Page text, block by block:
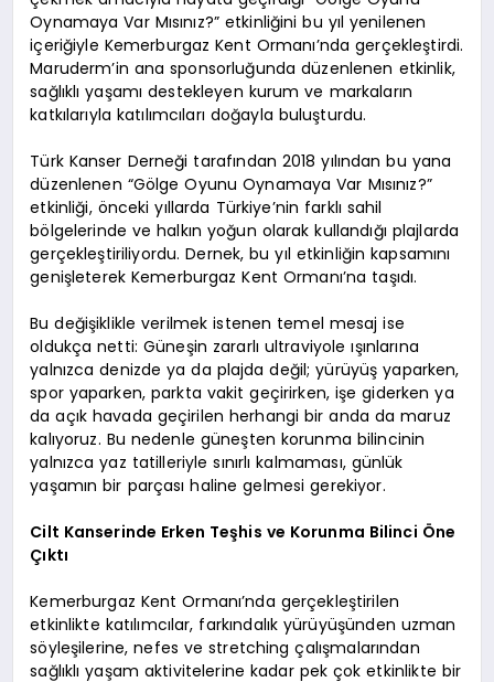
Oynamaya Var Mısınız?” etkinliğini bu yıl yenilenen
içeriğiyle Kemerburgaz Kent Ormanı’nda gerçekleştirdi.
Maruderm’in ana sponsorluğunda düzenlenen etkinlik,
sağlıklı yaşamı destekleyen kurum ve markaların
katkılarıyla katılımcıları doğayla buluşturdu.
Türk Kanser Derneği tarafından 2018 yılından bu yana
düzenlenen “Gölge Oyunu Oynamaya Var Mısınız?”
etkinliği, önceki yıllarda Türkiye’nin farklı sahil
bölgelerinde ve halkın yoğun olarak kullandığı plajlarda
gerçekleştiriliyordu. Dernek, bu yıl etkinliğin kapsamını
genişleterek Kemerburgaz Kent Ormanı’na taşıdı.
Bu değişiklikle verilmek istenen temel mesaj ise
oldukça netti: Güneşin zararlı ultraviyole ışınlarına
yalnızca denizde ya da plajda değil; yürüyüş yaparken,
spor yaparken, parkta vakit geçirirken, işe giderken ya
da açık havada geçirilen herhangi bir anda da maruz
kalıyoruz. Bu nedenle güneşten korunma bilincinin
yalnızca yaz tatilleriyle sınırlı kalmaması, günlük
yaşamın bir parçası haline gelmesi gerekiyor.
Cilt Kanserinde Erken Teşhis ve Korunma Bilinci Öne
Çıktı
Kemerburgaz Kent Ormanı’nda gerçekleştirilen
etkinlikte katılımcılar, farkındalık yürüyüşünden uzman
söyleşilerine, nefes ve stretching çalışmalarından
sağlıklı yaşam aktivitelerine kadar pek çok etkinlikte bir